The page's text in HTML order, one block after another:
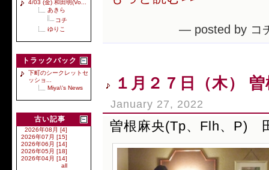
4/03 (金) 和田明(Vo...
あきら
コチ
ゆりこ
トラックバック
下町のシークレットセ
ッショ...
Miya\'s News
古い記事
2026年08月 [4]
2026年07月 [15]
2026年06月 [14]
2026年05月 [18]
2026年04月 [14]
all
— posted by コ
１月２７日（木）
January 27, 2022
曽根麻央(Tp、Flh、P)